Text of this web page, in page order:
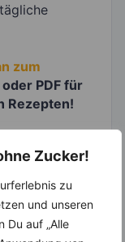
Zucker!
zu
und unseren
Du auf „Alle
zum
PDF für
Rezepten!